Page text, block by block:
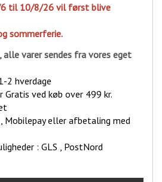
til 10/8/26 vil først blive
sommerferie.
alle varer sendes fra vores eget
2 hverdage
Gratis ved køb over 499 kr.
Mobilepay eller afbetaling med
: GLS , PostNord